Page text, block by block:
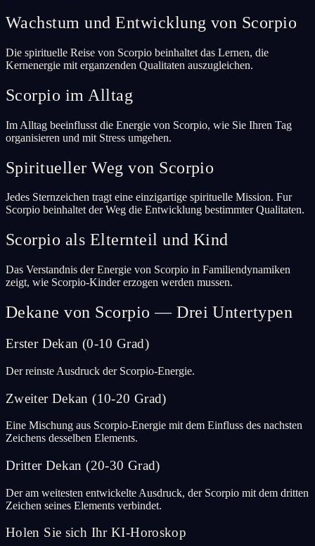
Wachstum und Entwicklung von Scorpio
Die spirituelle Reise von Scorpio beinhaltet das Lernen, die
Kernenergie mit erganzenden Qualitaten auszugleichen.
Scorpio im Alltag
Im Alltag beeinflusst die Energie von Scorpio, wie Sie Ihren Tag
organisieren und mit Stress umgehen.
Spiritueller Weg von Scorpio
Jedes Sternzeichen tragt eine einzigartige spirituelle Mission. Fur
Scorpio beinhaltet der Weg die Entwicklung bestimmter Qualitaten.
Scorpio als Elternteil und Kind
Das Verstandnis der Energie von Scorpio in Familiendynamiken
zeigt, wie Scorpio-Kinder erzogen werden mussen.
Dekane von Scorpio — Drei Untertypen
Erster Dekan (0-10 Grad)
Der reinste Ausdruck der Scorpio-Energie.
Zweiter Dekan (10-20 Grad)
Eine Mischung aus Scorpio-Energie mit dem Einfluss des nachsten
Zeichens desselben Elements.
Dritter Dekan (20-30 Grad)
Der am weitesten entwickelte Ausdruck, der Scorpio mit dem dritten
Zeichen seines Elements verbindet.
Holen Sie sich Ihr KI-Horoskop